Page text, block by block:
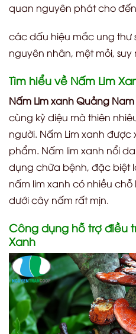
quan nguyên phát cho
các dấu hiệu mắc ung thư
nguyên nhân, mệt mỏi,
Tìm hiểu về Nấm Lim
Nấm Lim xanh Quảng Nam
cùng kỳ diệu mà thiên
người. Nấm Lim xanh được
phẩm. Nấm lim xanh nổi
dụng chữa bệnh, đặc biệt
nấm lim xanh có nhiều
dưới cây nấm rất mịn.
Công dụng hỗ trợ điều
Xanh